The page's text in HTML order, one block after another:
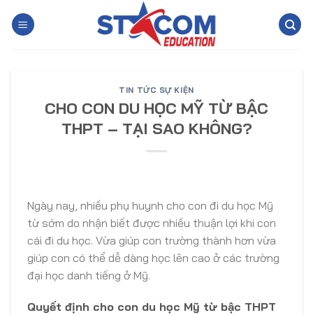
TIN TỨC SỰ KIỆN
CHO CON DU HỌC MỸ TỪ BẬC
THPT – TẠI SAO KHÔNG?
Ngày nay, nhiều phụ huynh cho con đi du học Mỹ
từ sớm do nhận biết được nhiều thuận lợi khi con
cái đi du học. Vừa giúp con trường thành hơn vừa
giúp con có thể dễ dàng học lên cao ở các trường
đại học danh tiếng ở Mỹ.
Quyết định cho con du học Mỹ từ bậc THPT